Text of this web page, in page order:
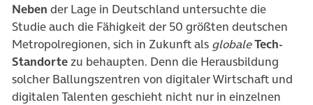
Neben der Lage in Deutschland untersuchte die
Studie auch die Fähigkeit der 50 größten deutschen
Metropolregionen, sich in Zukunft als globaleTech-
Standortezu behaupten. Denn die Herausbildung
solcher Ballungszentren von digitaler Wirtschaft und
digitalen Talenten geschieht nicht nur in einzelnen